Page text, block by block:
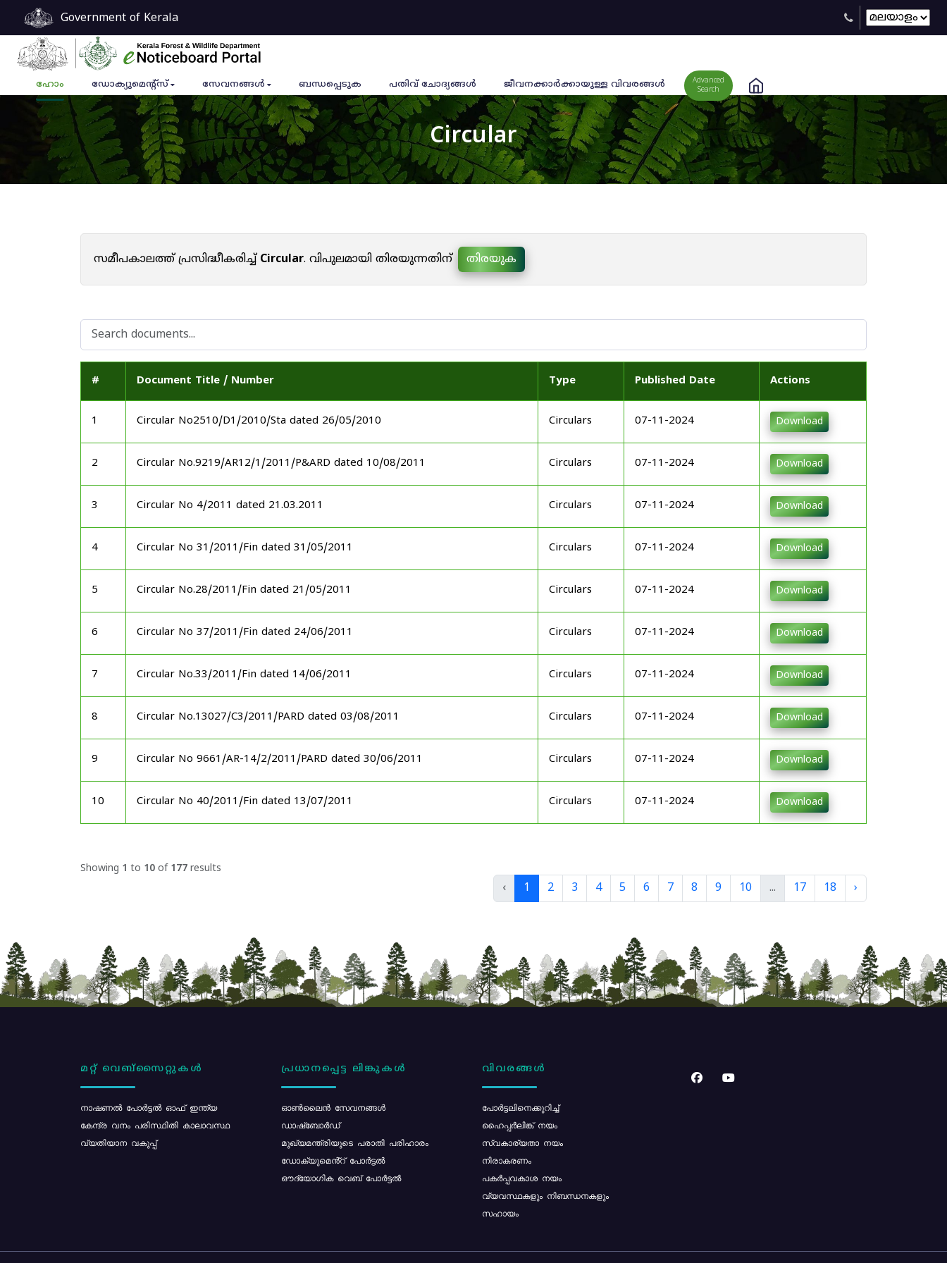
Government of Kerala
ഹോം ഡോക്യുമെൻ്റ്സ് സേവനങ്ങൾ ബന്ധപ്പെടുക പതിവ് ചോദ്യങ്ങൾ ജീവനക്കാര്‍ക്കായുള്ള വിവരങ്ങള്‍
Advanced
Search
Circular
സമീപകാലത്ത് പ്രസിദ്ധീകരിച്ച്Circular. വിപുലമായി തിരയുന്നതിന് തിരയുക
# Document Title / Number Type Published Date Actions
1 Circular No2510/D1/2010/Sta dated 26/05/2010 Circulars 07-11-2024 Download
2 Circular No.9219/AR12/1/2011/P&ARD dated 10/08/2011 Circulars 07-11-2024 Download
3 Circular No 4/2011 dated 21.03.2011 Circulars 07-11-2024 Download
4 Circular No 31/2011/Fin dated 31/05/2011 Circulars 07-11-2024 Download
5 Circular No.28/2011/Fin dated 21/05/2011 Circulars 07-11-2024 Download
6 Circular No 37/2011/Fin dated 24/06/2011 Circulars 07-11-2024 Download
7 Circular No.33/2011/Fin dated 14/06/2011 Circulars 07-11-2024 Download
8 Circular No.13027/C3/2011/PARD dated 03/08/2011 Circulars 07-11-2024 Download
9 Circular No 9661/AR-14/2/2011/PARD dated 30/06/2011 Circulars 07-11-2024 Download
10 Circular No 40/2011/Fin dated 13/07/2011 Circulars 07-11-2024 Download
Showing 1 to 10 of 177 results
‹ 1 2 3 4 5 6 7 8 9 10 ... 17 18 ›
മറ്റ് വെബ്സൈറ്റുകൾ
നാഷണൽ പോർട്ടൽ ഓഫ് ഇന്ത്യ
കേന്ദ്ര വനം പരിസ്ഥിതി കാലാവസ്ഥ
വ്യതിയാന വകുപ്പ്
പ്രധാനപ്പെട്ട ലിങ്കുകൾ
ഓൺലൈൻ സേവനങ്ങൾ
ഡാഷ്ബോർഡ്
മുഖ്യമന്ത്രിയുടെ പരാതി പരിഹാരം
ഡോക്യുമെൻ്റ് പോർട്ടൽ
ഔദ്യോഗിക വെബ് പോർട്ടൽ
വിവരങ്ങൾ
പോര്‍ട്ടലിനെക്കുറിച്ച്
ഹൈപ്പർലിങ്ക് നയം
സ്വകാര്യതാ നയം
നിരാകരണം
പകർപ്പവകാശ നയം
വ്യവസ്ഥകളും നിബന്ധനകളും
സഹായം